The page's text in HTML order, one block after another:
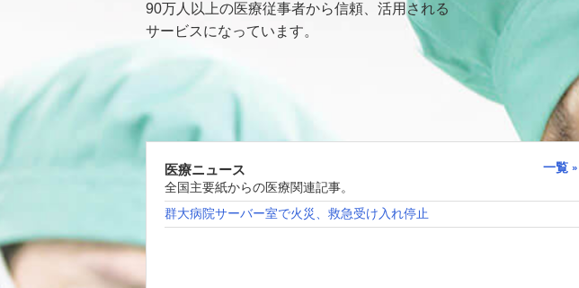
90万人以上の医療従事者から信頼、活用される
サービスになっています。
医療ニュース
一覧
全国主要紙からの医療関連記事。
群大病院サーバー室で火災、救急受け入れ停止